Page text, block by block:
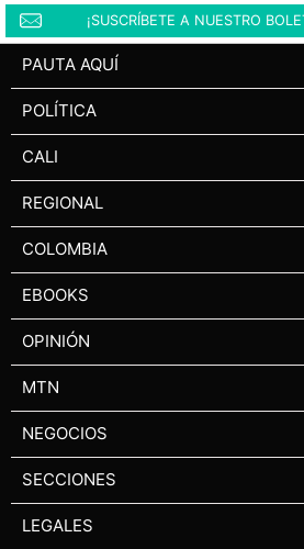
¡SUSCRÍBETE A NUESTRO
PAUTA AQUÍ
POLÍTICA
CALI
REGIONAL
COLOMBIA
EBOOKS
OPINIÓN
MTN
NEGOCIOS
SECCIONES
LEGALES